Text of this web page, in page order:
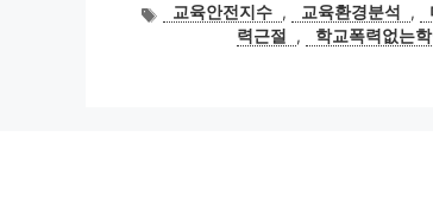
태교육안전지수 , 교육환경분석 ,
력근절
, 학교폭력없는